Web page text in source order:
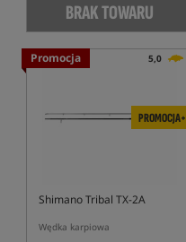
BRAK TOWARU
Promocja 5,0
PROMOCJA+
Shimano Tribal TX-2A
Wędka karpiowa